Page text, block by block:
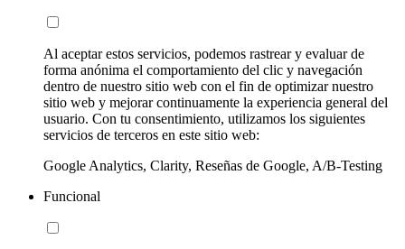
Al aceptar estos servicios, podemos rastrear y evaluar de
forma anónima el comportamiento del clic y navegación
dentro de nuestro sitio web con el fin de optimizar nuestro
sitio web y mejorar continuamente la experiencia general del
usuario. Con tu consentimiento, utilizamos los siguientes
servicios de terceros en este sitio web:
Google Analytics, Clarity, Reseñas de Google, A/B-Testing
Funcional